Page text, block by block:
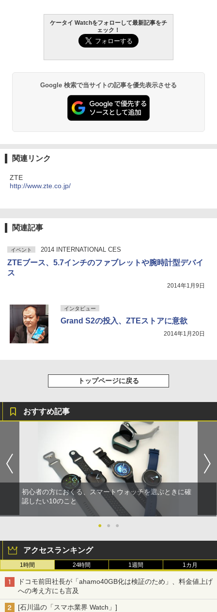
ケータイ Watchをフォローして最新記事をチ
ェック！
Google 検索で当サイトの記事を優先表示させる
関連リンク
ZTE
http://www.zte.co.jp/
関連記事
イベント 2014 INTERNATIONAL CES
ZTEブース、5.7インチのファブレットや腕時計型デバイ
ス
2014年1月9日
インタビュー
Grand S2の投入、ZTEストアに意欲
2014年1月20日
トップページに戻る
おすすめ記事
初心者の方におくる、スマートウォッチを選ぶときに確
認したい10のこと
● ● ●
アクセスランキング
1時間 24時間 1週間 1カ月
ドコモ前田社長が「ahamo40GB化は検証のため」、料金値上げ
への考え方にも言及
[石川温の「スマホ業界 Watch」]